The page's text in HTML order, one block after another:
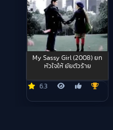
My Sassy Girl (2008) ยก
หัวใจให้ ยัยตัวร้าย
6.3